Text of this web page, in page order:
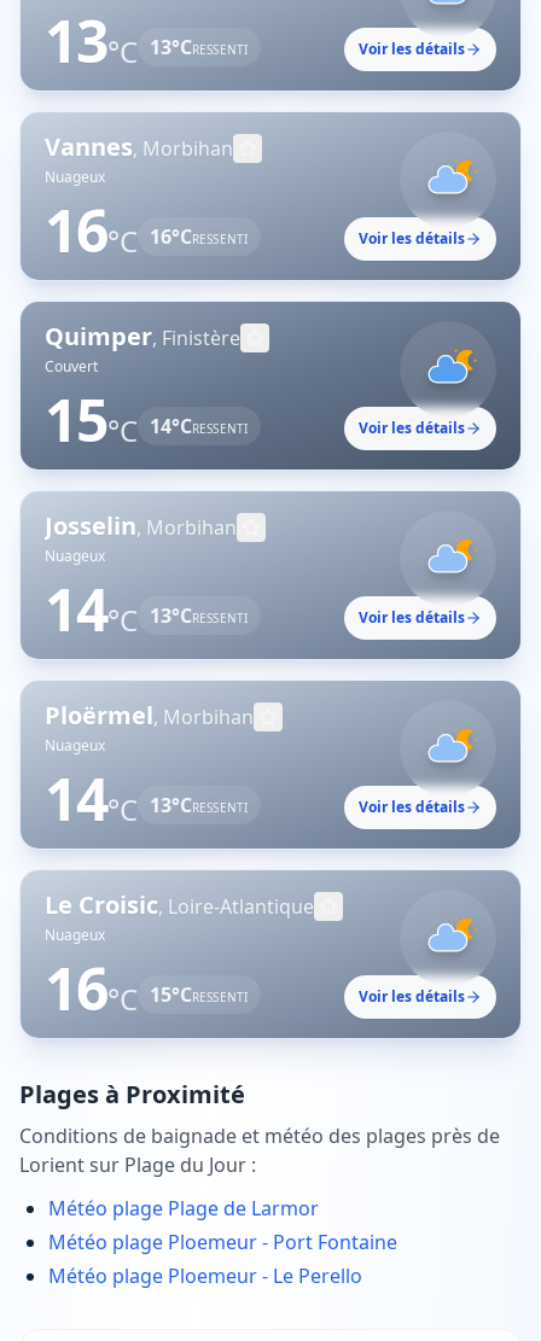
13°C 13°CRESSENTI Voir les détails
Vannes, Morbihan
Nuageux
16°C 16°CRESSENTI Voir les détails
Quimper, Finistère
Couvert
15°C 14°CRESSENTI Voir les détails
Josselin, Morbihan
Nuageux
14°C 13°CRESSENTI Voir les détails
Ploërmel, Morbihan
Nuageux
14°C 13°CRESSENTI Voir les détails
Le Croisic, Loire-Atlantique
Nuageux
16°C 15°CRESSENTI Voir les détails
Plages à Proximité
Conditions de baignade et météo des plages près de
Lorientsur Plage du Jour :
Météo plage Plage de Larmor
Météo plage Ploemeur - Port Fontaine
Météo plage Ploemeur - Le Perello